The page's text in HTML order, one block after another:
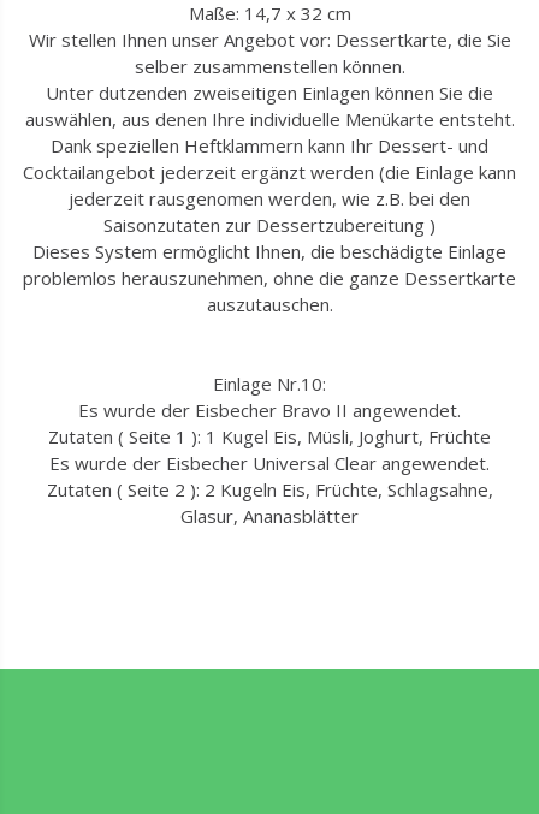
Maße: 14,7 x 32 cm
Wir stellen Ihnen unser Angebot vor: Dessertkarte, die Sie
selber zusammenstellen können.
Unter dutzenden zweiseitigen Einlagen können Sie die
auswählen, aus denen Ihre individuelle Menükarte entsteht.
Dank speziellen Heftklammern kann Ihr Dessert- und
Cocktailangebot jederzeit ergänzt werden (die Einlage kann
jederzeit rausgenomen werden, wie z.B. bei den
Saisonzutaten zur Dessertzubereitung )
Dieses System ermöglicht Ihnen, die beschädigte Einlage
problemlos herauszunehmen, ohne die ganze Dessertkarte
auszutauschen.
Einlage Nr.10:
Es wurde der Eisbecher Bravo II angewendet.
Zutaten ( Seite 1 ): 1 Kugel Eis, Müsli, Joghurt, Früchte
Es wurde der Eisbecher Universal Clear angewendet.
Zutaten ( Seite 2 ): 2 Kugeln Eis, Früchte, Schlagsahne,
Glasur, Ananasblätter